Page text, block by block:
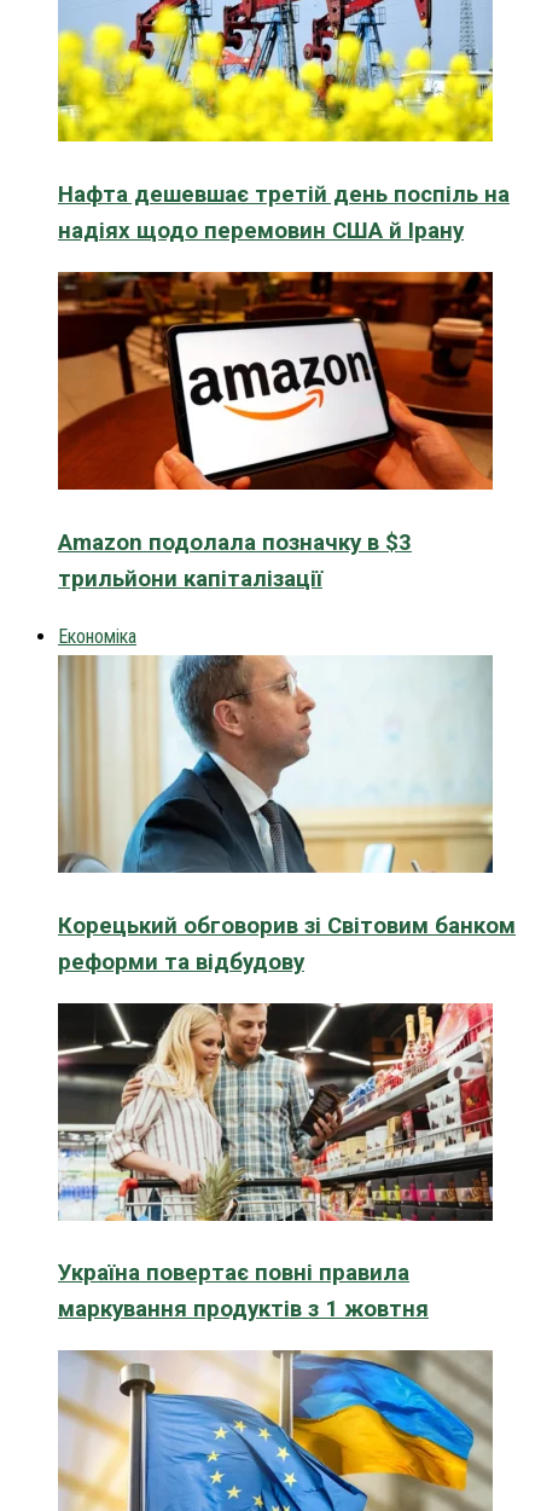
Нафта дешевшає третій день поспіль на
надіях щодо перемовин США й Ірану
Amazon подолала позначку в $3
трильйони капіталізації
Економіка
Корецький обговорив зі Світовим банком
реформи та відбудову
Україна повертає повні правила
маркування продуктів з 1 жовтня